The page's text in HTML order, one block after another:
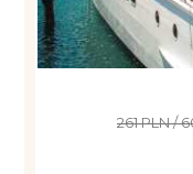
261 PLN /